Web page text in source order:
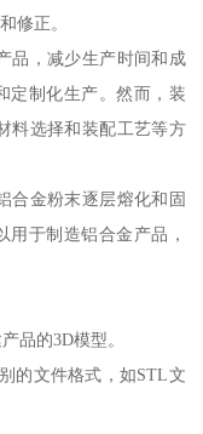
修正。
品，减少生产时间和成
定制化生产。然而，装
料选择和装配工艺等方
合金粉末逐层熔化和固
于制造铝合金产品，
品的3D模型。
的文件格式，如STL文